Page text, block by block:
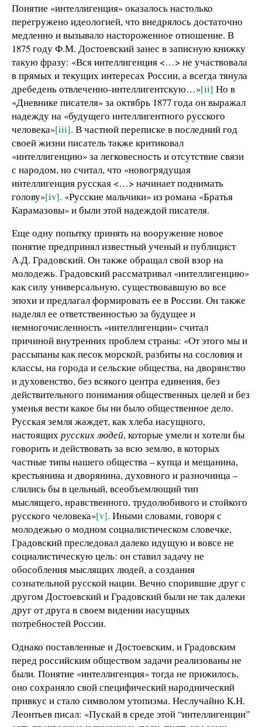
Понятие «интеллигенция» оказалось настолько
перегружено идеологией, что внедрялось достаточно
медленно и вызывало настороженное отношение. В
1875 году Ф.М. Достоевский занес в записную книжку
такую фразу: «Вся интеллигенция <…> не участвовала
в прямых и текущих интересах России, а всегда тянула
дребедень отвлеченно-интеллигентскую…»[ii] Но в
«Дневнике писателя» за октябрь 1877 года он выражал
надежду на «будущего интеллигентного русского
человека»[iii]. В частной переписке в последний год
своей жизни писатель также критиковал
«интеллигенцию» за легковесность и отсутствие связи
с народом, но считал, что «новогрядущая
интеллигенция русская <…> начинает поднимать
голову»[iv]. «Русские мальчики» из романа «Братья
Карамазовы» и были этой надеждой писателя.
Еще одну попытку принять на вооружение новое
понятие предпринял известный ученый и публицист
А.Д. Градовский. Он также обращал свой взор на
молодежь. Градовский рассматривал «интеллигенцию»
как силу универсальную, существовавшую во все
эпохи и предлагал формировать ее в России. Он также
наделял ее ответственностью за будущее и
немногочисленность «интеллигенции» считал
причиной внутренних проблем страны: «От этого мы и
рассыпаны как песок морской, разбиты на сословия и
классы, на города и сельские общества, на дворянство
и духовенство, без всякого центра единения, без
действительного понимания общественных целей и без
уменья вести какое бы ни было общественное дело.
Русская земля жаждет, как хлеба насущного,
настоящихрусских людей, которые умели и хотели бы
говорить и действовать за всю землю, в которых
частные типы нашего общества – купца и мещанина,
крестьянина и дворянина, духовного и разночинца –
слились бы в цельный, всеобъемлющий тип
мыслящего, нравственного, трудолюбивого и стойкого
русского человека»[v]. Иными словами, говоря с
молодежью о модном социалистическом словечке,
Градовский преследовал далеко идущую и вовсе не
социалистическую цель: он ставил задачу не
обособления мыслящих людей, а создания
сознательной русской нации. Вечно спорившие друг с
другом Достоевский и Градовский были не так далеки
друг от друга в своем видении насущных
потребностей России.
Однако поставленные и Достоевским, и Градовским
перед российским обществом задачи реализованы не
были. Понятие «интеллигенция» тогда не прижилось,
оно сохраняло свой специфический народнический
привкус и стало символом утопизма. Неслучайно К.Н.
Леонтьев писал: «Пускай в среде этой “интеллигенции”